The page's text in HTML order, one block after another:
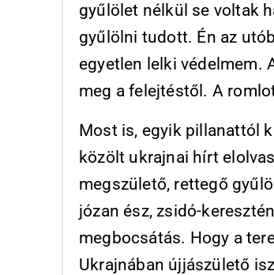
gyűlölet nélkül se voltak
gyűlölni tudott. Én az
egyetlen lelki védelmem.
meg a felejtéstől. A
Most is, egyik pillanattól
közölt ukrajnai hírt
megszülető, rettegő
józan ész, zsidó-
megbocsátás. Hogy a
Ukrajnában újjászülető